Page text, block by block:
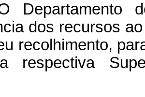
Departamento
dos recursos
recolhimento,
respectiva